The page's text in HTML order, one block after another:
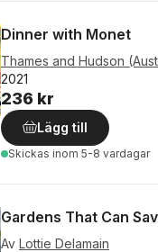
Dinner with Monet
Thames and Hudson
2021
236 kr
Lägg till
Skickas inom 5-8 vardagar
Gardens That Can
Av Lottie Delamain